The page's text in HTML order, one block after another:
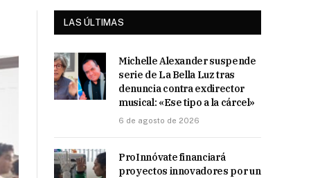
LAS ÚLTIMAS
Michelle Alexander suspende
serie de La Bella Luz tras
denuncia contra exdirector
musical: «Ese tipo a la cárcel»
6 de agosto de 2026
ProInnóvate financiará
proyectos innovadores por un